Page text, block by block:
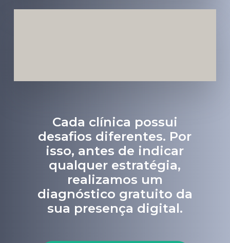
Cada clínica possui
desafios diferentes. Por
isso, antes de indicar
qualquer estratégia,
realizamos um
diagnóstico gratuito da
sua presença digital.